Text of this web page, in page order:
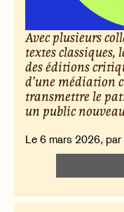
Avec plusieurs
textes classiques,
des éditions
d’une médiation
transmettre le
un public
Le 6 mars 2026, par